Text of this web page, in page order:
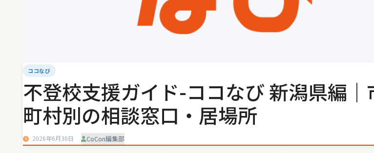
ココなび
不登校支援ガイド-ココなび 新潟県編｜
町村別の相談窓口・居場所
2026年6月30日 CoCon編集部